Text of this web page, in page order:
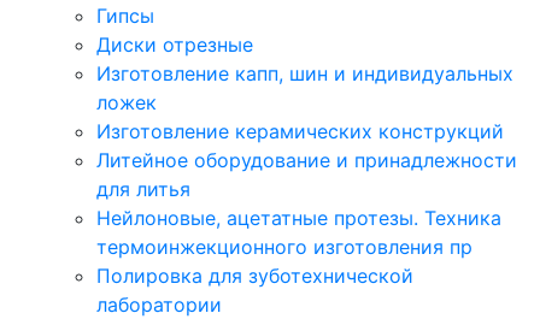
Гипсы
Диски отрезные
Изготовление капп, шин и индивидуальных
ложек
Изготовление керамических конструкций
Литейное оборудование и принадлежности
для литья
Нейлоновые, ацетатные протезы. Техника
термоинжекционного изготовления пр
Полировка для зуботехнической
лаборатории